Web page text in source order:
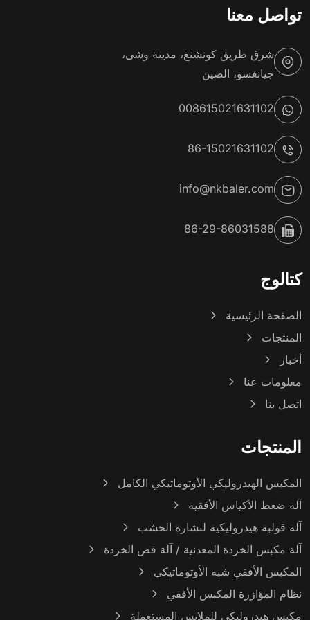
تواصل معنا
شرق طريق كونشنغ، مدينة وشى،
جيانغسو، الصين
008615021631102
86-15021631102
info@nkbaler.com
86-29-86031588
كتالوج
الصفحة الرئيسية
المنتجات
أخبار
معلومات عنا
اتصل بنا
المنتجات
المكبس الهيدروليكي الأوتوماتيكي الكامل
آلة ضغط الأكياس الأفقية
آلة قولبة هيدروليكية لنشارة الخشب
آلة مكبس الخردة المعدنية / آلة قص الخردة
المكبس الأفقي شبه الأوتوماتيكي
نظام المؤازرة المكبس الأفقي
مكبس هيدروليكي للملابس المستعملة